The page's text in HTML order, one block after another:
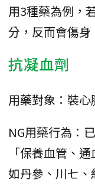
用3種藥為例，
分，反而會傷身
抗凝血劑
用藥對象：裝
NG用藥行為：
「保養血管、
如丹參、川七、